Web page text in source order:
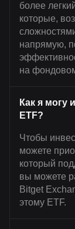
более
которые,
напрямую,
на
Как я могу
ETF?
Чтобы
можете
который
вы можете
Bitget
этому ETF.